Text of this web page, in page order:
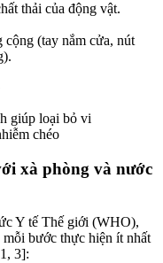
thải của động vật.
cộng (tay nắm cửa, nút
giúp loại bỏ vi
chéo
xà phòng và nước
Y tế Thế giới (WHO),
bước thực hiện ít nhất
3]: